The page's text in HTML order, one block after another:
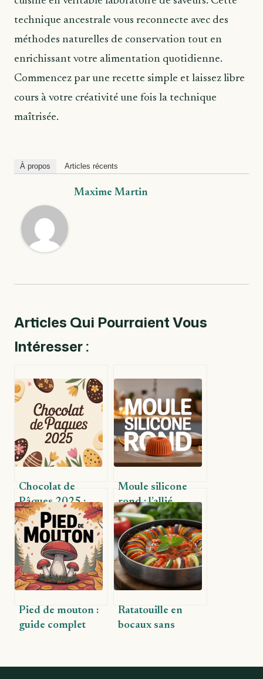
technique ancestrale vous reconnecte avec des
méthodes naturelles de conservation tout en
enrichissant votre alimentation quotidienne.
Commencez par une recette simple et laissez libre
cours à votre créativité une fois la technique
maîtrisée.
À propos Articles récents
Maxime Martin
Articles Qui Pourraient Vous
Intéresser :
Chocolat de
Pâques 2025 :
tendances, idées
gourmandes et
conseils pour bien
choisir
Moule silicone
rond : l’allié
pratique et créatif
pour toutes vos
envies culinaires
Pied de mouton :
guide complet
apprécier ce
Ratatouille en
bocaux sans
sûre